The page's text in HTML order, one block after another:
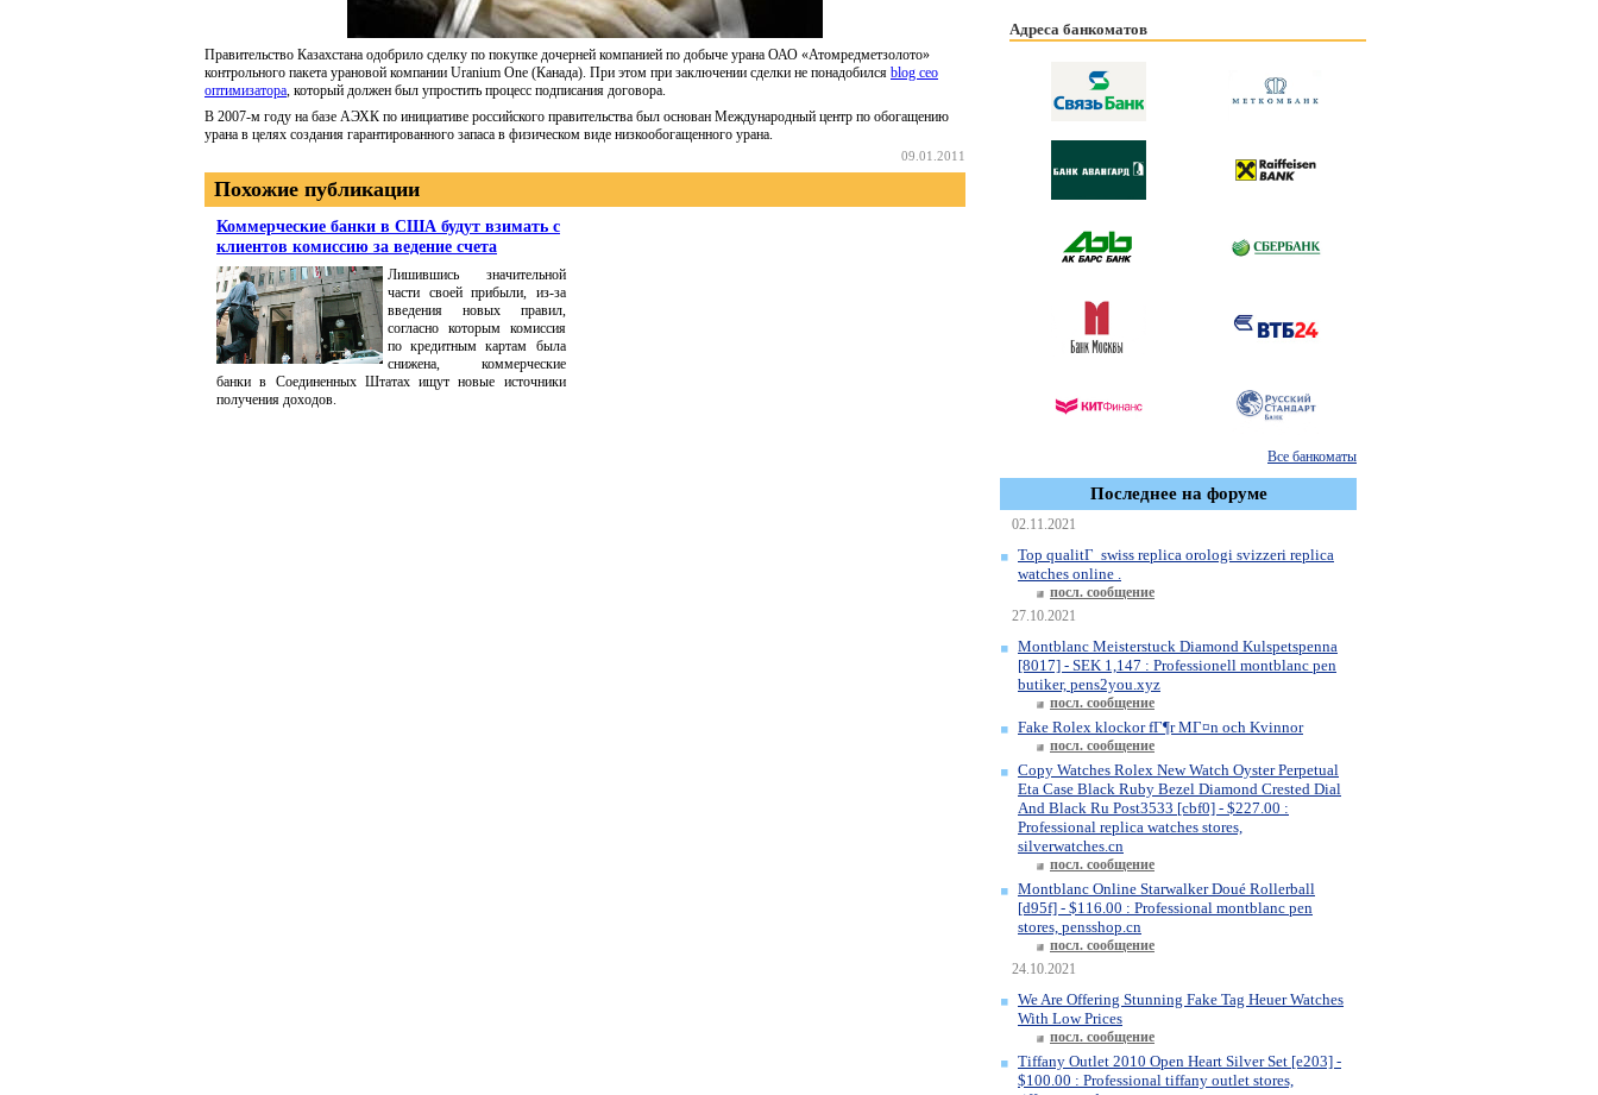
Правительство Казахстана одобрило сделку по покупке дочерней компанией по добыче урана ОАО «Атомредметзолото»
контрольного пакета урановой компании Uranium One (Канада). При этом при заключении сделки не понадобился blog сео
оптимизатора, который должен был упростить процесс подписания договора.
В 2007-м году на базе АЭХК по инициативе российского правительства был основан Международный центр по обогащению
урана в целях создания гарантированного запаса в физическом виде низкообогащенного урана.
09.01.2011
Похожие публикации
Коммерческие банки в США будут взимать с
клиентов комиссию за ведение счета
Лишившись значительной
части своей прибыли, из-за
введения новых правил,
согласно которым комиссия
по кредитным картам была
снижена, коммерческие
банки в Соединенных Штатах ищут новые источники
получения доходов.
Адреса банкоматов
Все банкоматы
Последнее на форуме
02.11.2021
Top qualitГ swiss replica orologi svizzeri replica
watches online .
посл. сообщение
27.10.2021
Montblanc Meisterstuck Diamond Kulspetspenna
[8017] - SEK 1,147 : Professionell montblanc pen
butiker, pens2you.xyz
посл. сообщение
Fake Rolex klockor fГ¶r MГ¤n och Kvinnor
посл. сообщение
Copy Watches Rolex New Watch Oyster Perpetual
Eta Case Black Ruby Bezel Diamond Crested Dial
And Black Ru Post3533 [cbf0] - $227.00 :
Professional replica watches stores,
silverwatches.cn
посл. сообщение
Montblanc Online Starwalker Doué Rollerball
[d95f] - $116.00 : Professional montblanc pen
stores, pensshop.cn
посл. сообщение
24.10.2021
We Are Offering Stunning Fake Tag Heuer Watches
With Low Prices
посл. сообщение
Tiffany Outlet 2010 Open Heart Silver Set [e203] -
$100.00 : Professional tiffany outlet stores,